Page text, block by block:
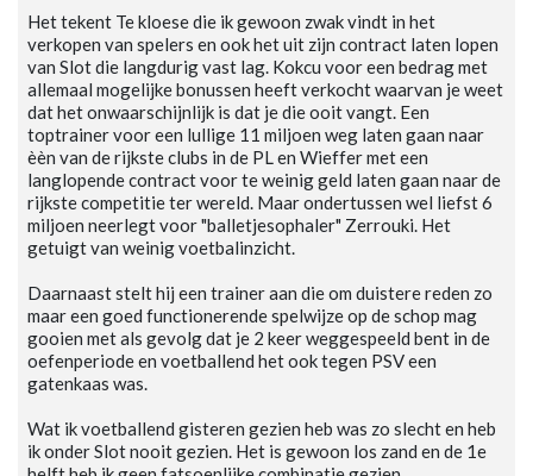
Het tekent Te kloese die ik gewoon zwak vindt in het
verkopen van spelers en ook het uit zijn contract laten lopen
van Slot die langdurig vast lag. Kokcu voor een bedrag met
allemaal mogelijke bonussen heeft verkocht waarvan je weet
dat het onwaarschijnlijk is dat je die ooit vangt. Een
toptrainer voor een lullige 11 miljoen weg laten gaan naar
èèn van de rijkste clubs in de PL en Wieffer met een
langlopende contract voor te weinig geld laten gaan naar de
rijkste competitie ter wereld. Maar ondertussen wel liefst 6
miljoen neerlegt voor "balletjesophaler" Zerrouki. Het
getuigt van weinig voetbalinzicht.
Daarnaast stelt hij een trainer aan die om duistere reden zo
maar een goed functionerende spelwijze op de schop mag
gooien met als gevolg dat je 2 keer weggespeeld bent in de
oefenperiode en voetballend het ook tegen PSV een
gatenkaas was.
Wat ik voetballend gisteren gezien heb was zo slecht en heb
ik onder Slot nooit gezien. Het is gewoon los zand en de 1e